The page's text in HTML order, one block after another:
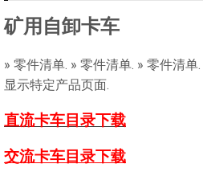
矿用自卸卡车
» 零件清单. » 零件清单. » 零件清
显示特定产品页面.
直流卡车目录下载
交流卡车目录下载